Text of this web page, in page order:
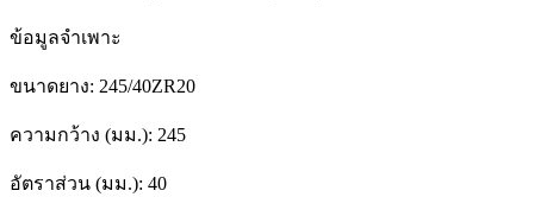
ข้อมูลจำเพาะ
ขนาดยาง: 245/40ZR20
ความกว้าง (มม.): 245
อัตราส่วน (มม.): 40